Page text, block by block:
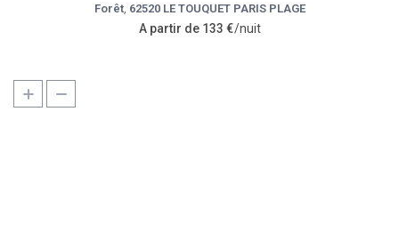
Forêt, 62520 LE TOUQUET PARIS PLAGE
A partir de 133 €/nuit